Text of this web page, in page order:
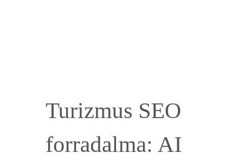
Turizmus SEO
forradalma: AI